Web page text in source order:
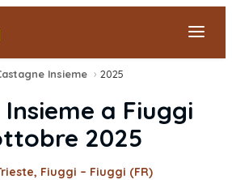
Insieme › 2025
a Fiuggi
2025
Fiuggi – Fiuggi (FR)